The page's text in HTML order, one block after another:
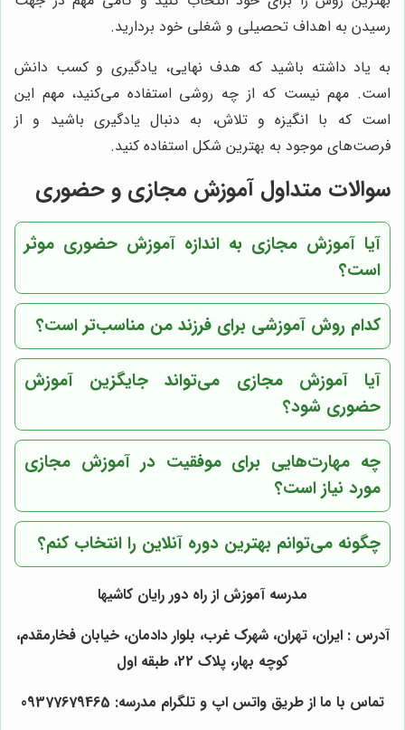
رسیدن به اهداف تحصیلی و شغلی خود بردارید.
به یاد داشته باشید که هدف نهایی، یادگیری و کسب دانش
است. مهم نیست که از چه روشی استفاده می‌کنید، مهم این
است که با انگیزه و تلاش، به دنبال یادگیری باشید و از
فرصت‌های موجود به بهترین شکل استفاده کنید.
سوالات متداول آموزش مجازی و حضوری
آیا آموزش مجازی به اندازه آموزش حضوری موثر
است؟
کدام روش آموزشی برای فرزند من مناسب‌تر است؟
آیا آموزش مجازی می‌تواند جایگزین آموزش
حضوری شود؟
چه مهارت‌هایی برای موفقیت در آموزش مجازی
مورد نیاز است؟
چگونه می‌توانم بهترین دوره آنلاین را انتخاب کنم؟
مدرسه آموزش از راه دور رایان کاشیها
آدرس : ایران، تهران، شهرک غرب، بلوار دادمان، خیابان فخارمقدم،
کوچه بهار، پلاک 22، طبقه اول
تماس با ما از طریق واتس اپ و تلگرام مدرسه: 09377679465